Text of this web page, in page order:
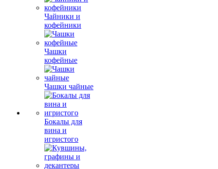
Чайники и
кофейники
Чашки
кофейные
Чашки чайные
Бокалы для
вина и
игристого